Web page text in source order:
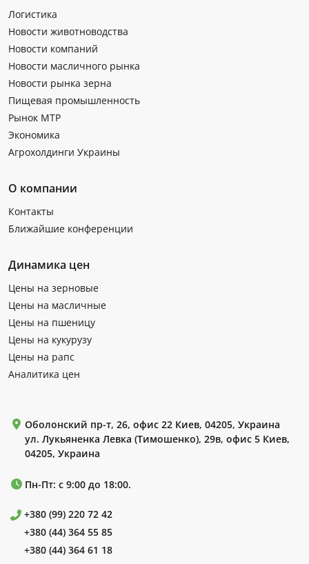
Логистика
Новости животноводства
Новости компаний
Новости масличного рынка
Новости рынка зерна
Пищевая промышленность
Рынок МТР
Экономика
Агрохолдинги Украины
О компании
Контакты
Ближайшие конференции
Динамика цен
Цены на зерновые
Цены на масличные
Цены на пшеницу
Цены на кукурузу
Цены на рапс
Аналитика цен
Оболонский пр-т, 26, офис 22 Киев, 04205, Украина
ул. Лукьяненка Левка (Тимошенко), 29в, офис 5 Киев,
04205, Украина
Пн-Пт: с 9:00 до 18:00.
+380 (99) 220 72 42
+380 (44) 364 55 85
+380 (44) 364 61 18